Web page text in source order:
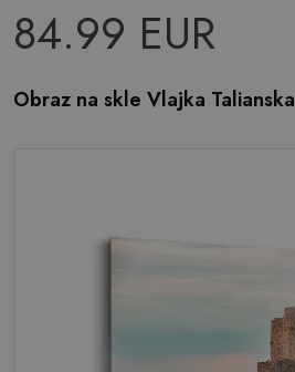
84.99 EUR
Obraz na skle Vlajka Talianska